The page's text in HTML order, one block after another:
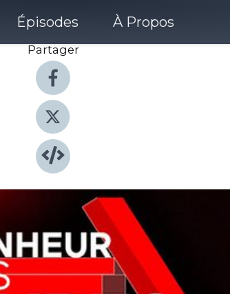
Épisodes À Propos
Partager